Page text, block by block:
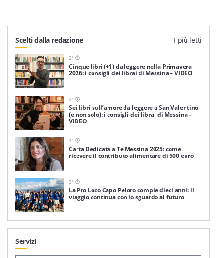
Scelti dalla redazione I più letti
2'
Cinque libri (+1) da leggere nella Primavera
2026: i consigli dei librai di Messina – VIDEO
2'
Sei libri sull’amore da leggere a San Valentino
(e non solo): i consigli dei librai di Messina –
VIDEO
4'
Carta Dedicata a Te Messina 2025: come
ricevere il contributo alimentare di 500 euro
3'
La Pro Loco Capo Peloro compie dieci anni: il
viaggio continua con lo sguardo al futuro
Servizi